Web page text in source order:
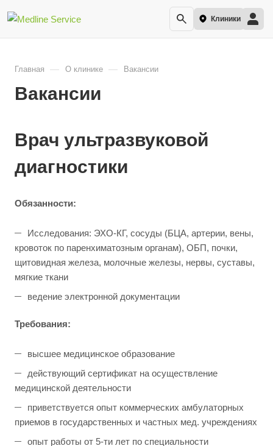
Клиники
Главная — О клинике — Вакансии
Вакансии
Врач ультразвуковой
диагностики
Обязанности:
Исследования: ЭХО-КГ, сосуды (БЦА, артерии, вены,
кровоток по паренхиматозным органам), ОБП, почки,
щитовидная железа, молочные железы, нервы, суставы,
мягкие ткани
ведение электронной документации
Требования:
высшее медицинское образование
действующий сертификат на осуществление
медицинской деятельности
приветствуется опыт коммерческих амбулаторных
приемов в государственных и частных мед. учреждениях
опыт работы от 5-ти лет по специальности